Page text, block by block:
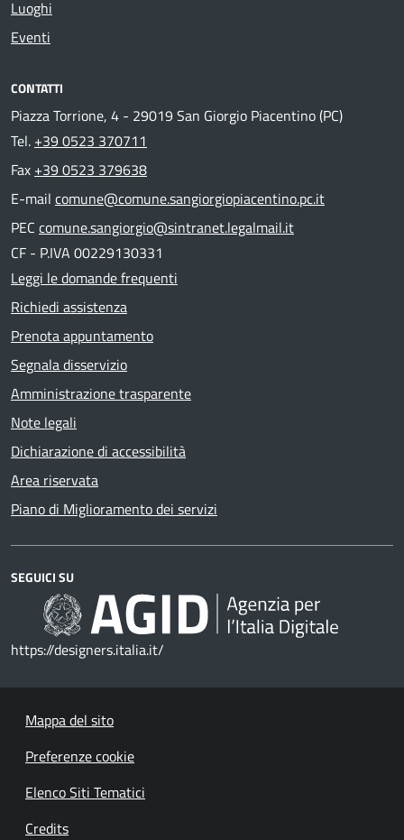
Luoghi
Eventi
CONTATTI
Piazza Torrione, 4 - 29019 San Giorgio Piacentino (PC)
Tel. +39 0523 370711
Fax +39 0523 379638
E-mail comune@comune.sangiorgiopiacentino.pc.it
PEC comune.sangiorgio@sintranet.legalmail.it
CF - P.IVA 00229130331
Leggi le domande frequenti
Richiedi assistenza
Prenota appuntamento
Segnala disservizio
Amministrazione trasparente
Note legali
Dichiarazione di accessibilità
Area riservata
Piano di Miglioramento dei servizi
SEGUICI SU
https://designers.italia.it/
Mappa del sito
Preferenze cookie
Elenco Siti Tematici
Credits